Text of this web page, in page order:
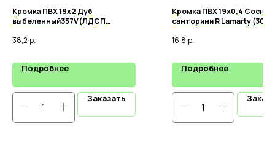
Кромка ПВХ 19х2 Дуб
выбеленный357V(ЛДСП
38,2 р.
Подробнее
Заказать
Кромка ПВХ 19х0,4 Сосна
санторини R Lamarty (300)
16,8 р.
Подробнее